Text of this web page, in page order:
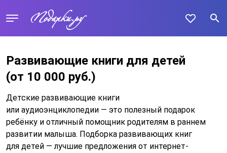
Развивающие книги для детей
(от 10 000 руб.)
Детские развивающие книги
или аудиоэнциклопедии — это полезный подарок
ребёнку и отличный помощник родителям в раннем
развитии малыша. Подборка развивающих книг
для детей — лучшие предложения от интернет-